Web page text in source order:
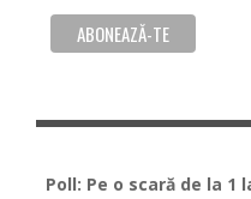
Poll: Pe o scară de la